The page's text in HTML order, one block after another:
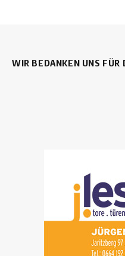
WIR BEDANKEN UNS